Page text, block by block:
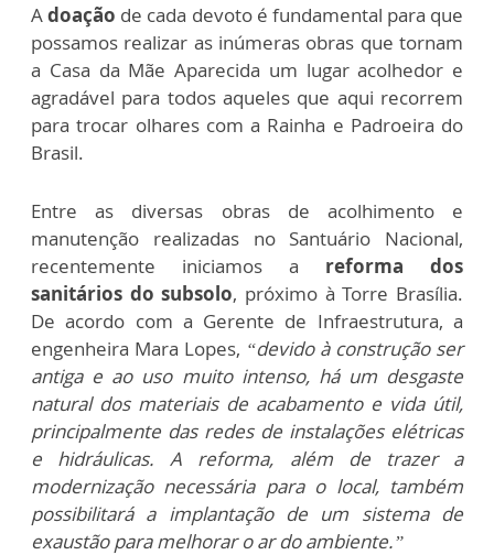
Adoação de cada devoto é fundamental para que
possamos realizar as inúmeras obras que tornam
a Casa da Mãe Aparecida um lugar acolhedor e
agradável para todos aqueles que aqui recorrem
para trocar olhares com a Rainha e Padroeira do
Brasil.
Entre as diversas obras de acolhimento e
manutenção realizadas no Santuário Nacional,
recentemente iniciamos a reforma dos
sanitários do subsolo, próximo à Torre Brasília.
De acordo com a Gerente de Infraestrutura, a
engenheira Mara Lopes, “devido à construção ser
antiga e ao uso muito intenso, há um desgaste
natural dos materiais de acabamento e vida útil,
principalmente das redes de instalações elétricas
e hidráulicas. A reforma, além de trazer a
modernização necessária para o local, também
possibilitará a implantação de um sistema de
exaustão para melhorar o ar do ambiente.”